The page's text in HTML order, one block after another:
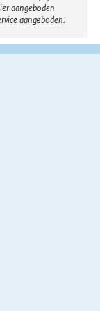
aangeboden
aangeboden.